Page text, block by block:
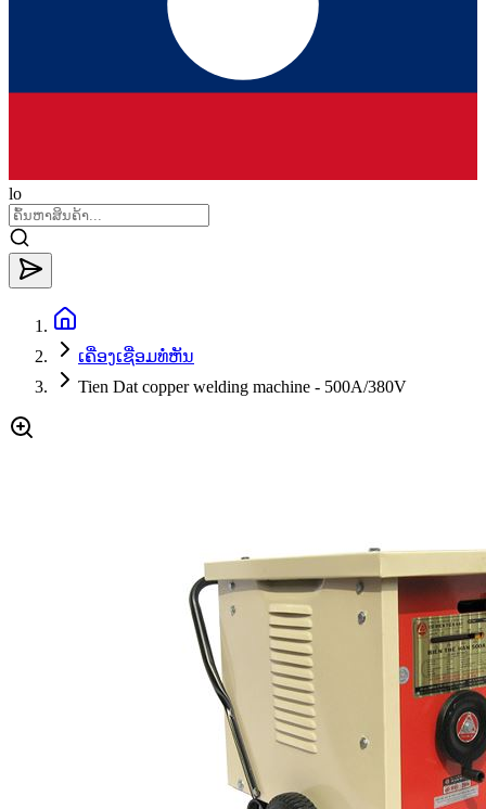
lo
ເຄື່ອງເຊື່ອມທໍ່ຫັນ
Tien Dat copper welding machine - 500A/380V